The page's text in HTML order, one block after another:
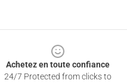
Achetez en toute confiance
24/7 Protected from clicks to